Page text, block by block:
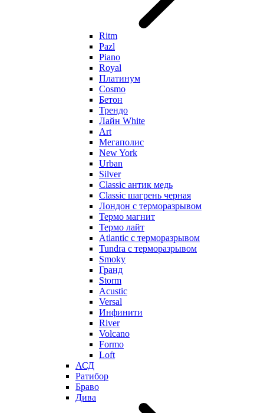
Ritm
Pazl
Piano
Royal
Платинум
Cosmo
Бетон
Трендо
Лайн White
Art
Мегаполис
New York
Urban
Silver
Classic антик медь
Classic шагрень черная
Лондон с терморазрывом
Термо магнит
Термо лайт
Atlantic с терморазрывом
Tundra с терморазрывом
Smoky
Гранд
Storm
Acustic
Versal
Инфинити
River
Volcano
Formo
Loft
АСД
Ратибор
Браво
Дива